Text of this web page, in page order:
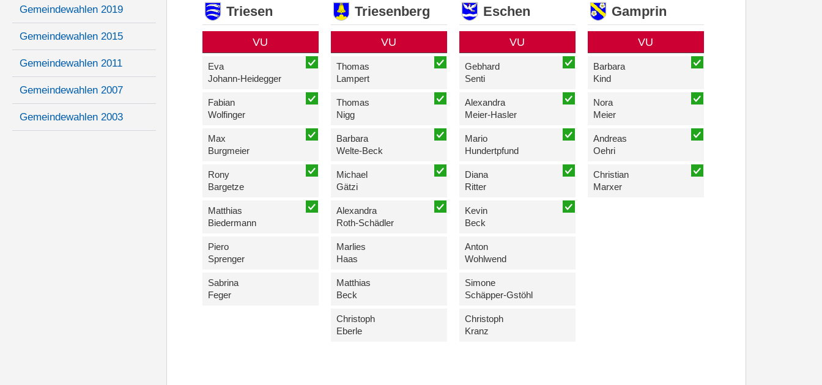
Gemeindewahlen 2019
Gemeindewahlen 2015
Gemeindewahlen 2011
Gemeindewahlen 2007
Gemeindewahlen 2003
Triesen
VU
Eva
Johann-Heidegger
Fabian
Wolfinger
Max
Burgmeier
Rony
Bargetze
Matthias
Biedermann
Piero
Sprenger
Sabrina
Feger
Triesenberg
VU
Thomas
Lampert
Thomas
Nigg
Barbara
Welte-Beck
Michael
Gätzi
Alexandra
Roth-Schädler
Marlies
Haas
Matthias
Beck
Christoph
Eberle
Eschen
VU
Gebhard
Senti
Alexandra
Meier-Hasler
Mario
Hundertpfund
Diana
Ritter
Kevin
Beck
Anton
Wohlwend
Simone
Schäpper-Gstöhl
Christoph
Kranz
Gamprin
VU
Barbara
Kind
Nora
Meier
Andreas
Oehri
Christian
Marxer